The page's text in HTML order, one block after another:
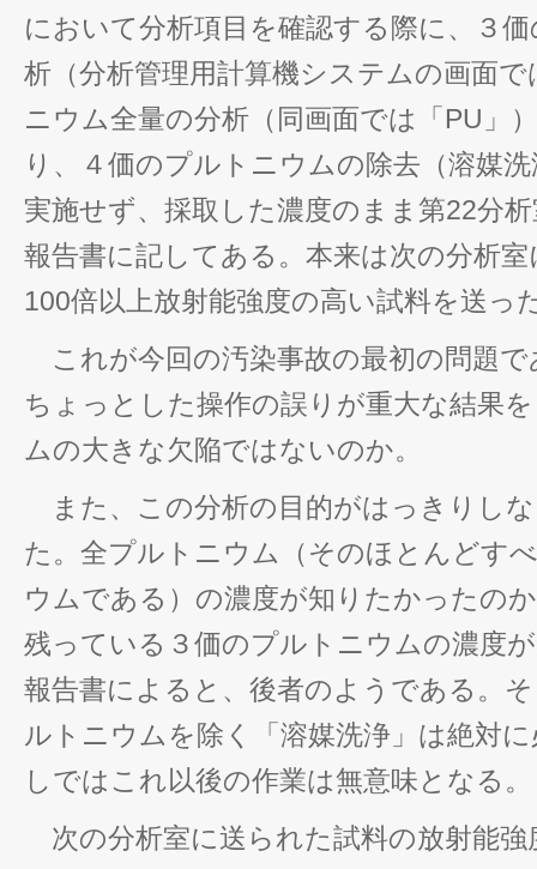
において分析項目を確認する際に、３
析（分析管理用計算機システムの画面
ニウム全量の分析（同画面では「PU」
り、４価のプルトニウムの除去（溶媒
実施せず、採取した濃度のまま第22分
報告書に記してある。本来は次の分析
100倍以上放射能強度の高い試料を送っ
これが今回の汚染事故の最初の問題で
ちょっとした操作の誤りが重大な結果
ムの大きな欠陥ではないのか。
また、この分析の目的がはっきりし
た。全プルトニウム（そのほとんどす
ウムである）の濃度が知りたかったの
残っている３価のプルトニウムの濃度
報告書によると、後者のようである。
ルトニウムを除く「溶媒洗浄」は絶対
しではこれ以後の作業は無意味となる。
次の分析室に送られた試料の放射能強